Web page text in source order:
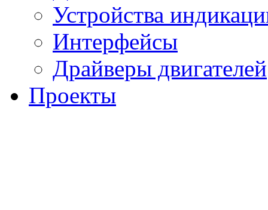
Устройства
Интерфейсы
Драйверы двигателей
Проекты